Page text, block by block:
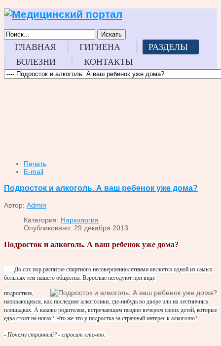
Искать
ГЛАВНАЯ ГИГИЕНА
РАЗДЕЛЫ
БОЛЕЗНИ
КОНТАКТЫ
Печать
E-mail
Подросток и алкоголь. А ваш ребенок уже дома?
Автор: Admin
Категория: Наркология
Опубликовано: 29 декабря 2013
Подросток и алкоголь. А ваш ребенок уже дома?
До сих пор распитие спиртного несовершеннолетними является одной из самых
больных тем нашего общества. Взрослые негодуют при виде
подростков,
напивающихся, как последние алкоголики, где-нибудь во дворе или на лестничных
площадках. А каково родителям, встречающим поздно вечером своих детей, которые
едва стоят на ногах? Что же это у подростка за странный интерес к алкоголю?
- Почему странный? - спросит кто-то.